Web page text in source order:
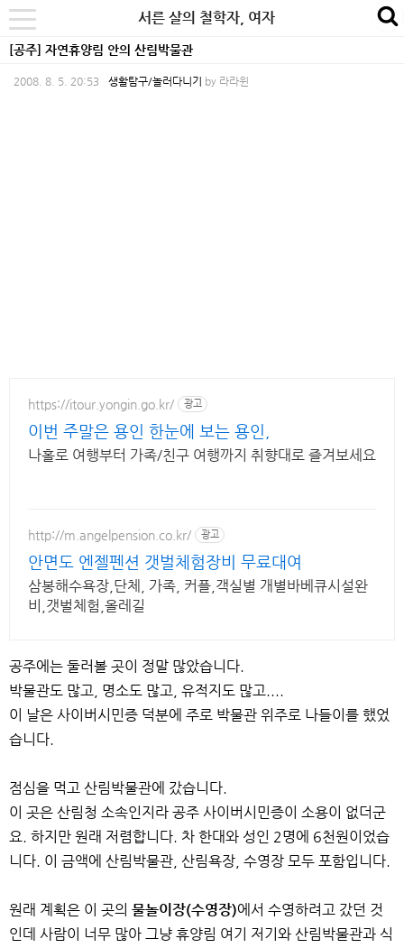
본
문
바
내
비
게
카
테
고
toggle
navigation
서른 살의 철학자, 여자
[공주] 자연휴양림 안의 산림박물관
2008. 8. 5. 20:53 생활탐구/놀러다니기 by 라라윈
https://itour.yongin.go.kr/ 광고
이번 주말은 용인 한눈에 보는 용인,
나홀로 여행부터 가족/친구 여행까지 취향대로 즐겨보세요
http://m.angelpension.co.kr/ 광고
안면도 엔젤펜션 갯벌체험장비 무료대여
삼봉해수욕장,단체, 가족, 커플,객실별 개별바베큐시설완
비,갯벌체험,올레길
공주에는 둘러볼 곳이 정말 많았습니다.
박물관도 많고, 명소도 많고, 유적지도 많고....
이 날은 사이버시민증 덕분에 주로 박물관 위주로 나들이를 했었
습니다.
점심을 먹고 산림박물관에 갔습니다.
이 곳은 산림청 소속인지라 공주 사이버시민증이 소용이 없더군
요. 하지만 원래 저렴합니다. 차 한대와 성인 2명에 6천원이었습
니다. 이 금액에 산림박물관, 산림욕장, 수영장 모두 포함입니다.
원래 계획은 이 곳의 물놀이장(수영장)에서 수영하려고 갔던 것
인데 사람이 너무 많아 그냥 휴양림 여기 저기와 산림박물관과 식